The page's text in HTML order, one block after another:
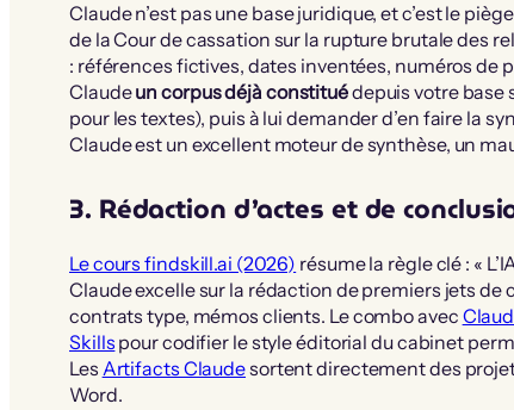
Claude n’est pas une base juridique, et c’est le
de la Cour de cassation sur la rupture brutale des
: références fictives, dates inventées, numéros de
Claudeun corpus déjà constituédepuis votre base
pour les textes), puis à lui demander d’en faire la
Claude est un excellent moteur de synthèse, un
3. Rédaction d’actes et de
Le cours findskill.ai (2026) résume la règle clé : «
Claude excelle sur la rédaction de premiers jets
contrats type, mémos clients. Le combo avec
Skills pour codifier le style éditorial du cabinet
Les Artifacts Claudesortent directement des
Word.